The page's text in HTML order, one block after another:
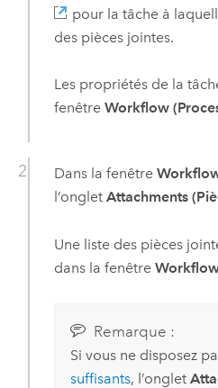
pour la tâche à
des pièces jointes.
Les propriétés de la
fenêtre Workflow
Dans la fenêtre
l’onglet Attachments
Une liste des pièces
dans la fenêtre
Remarque :
Si vous ne disposez
suffisants, l’onglet